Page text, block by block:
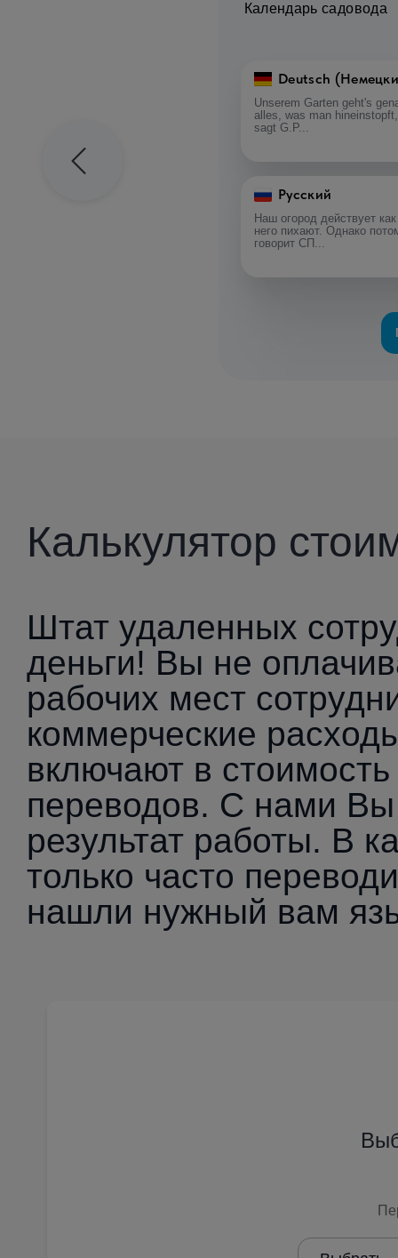
Календарь садовода
Deutsch
Unserem Garten geht's
alles, was man
sagt G.P...
Русский
Наш огород действует
него пихают. Однако
говорит СП...
Калькулятор
Штат удаленных
деньги! Вы не
рабочих мест
коммерческие
включают в
переводов. С нами Вы
результат работы. В
только часто
нашли нужный вам